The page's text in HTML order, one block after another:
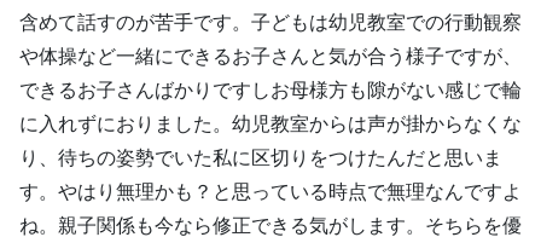
含めて話すのが苦手です。子どもは幼児教室での行動観察
や体操など一緒にできるお子さんと気が合う様子ですが、
できるお子さんばかりですしお母様方も隙がない感じで輪
に入れずにおりました。幼児教室からは声が掛からなくな
り、待ちの姿勢でいた私に区切りをつけたんだと思いま
す。やはり無理かも？と思っている時点で無理なんですよ
ね。親子関係も今なら修正できる気がします。そちらを優